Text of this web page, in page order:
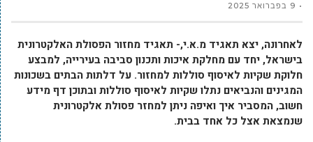
9 בפברואר 2025
לאחרונה, יצא תאגיד מ.א.י,- תאגיד מחזור הפסולת האלקטרונית
בישראל, יחד עם מחלקת איכות ותכנון סביבה בעירייה, למבצע
חלוקת שקיות לאיסוף סוללות למחזור. על דלתות הבתים בשכונות
המגינים והנביאים נתלו שקיות לאיסוף סוללות ובתוכן דף מידע
חשוב, המסביר איך ואיפה ניתן למחזר פסולת אלקטרונית
שנמצאת אצל כל אחד בבית.